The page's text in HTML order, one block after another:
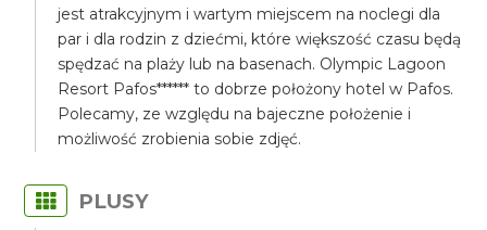
jest atrakcyjnym i wartym miejscem na noclegi dla
par i dla rodzin z dziećmi, które większość czasu będą
spędzać na plaży lub na basenach. Olympic Lagoon
Resort Pafos****** to dobrze położony hotel w Pafos.
Polecamy, ze względu na bajeczne położenie i
możliwość zrobienia sobie zdjęć.
PLUSY